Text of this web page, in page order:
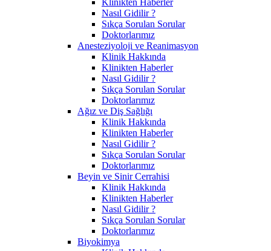
Nasıl Gidilir ?
Sıkça Sorulan Sorular
Doktorlarımız
Anesteziyoloji ve Reanimasyon
Klinik Hakkında
Klinikten Haberler
Nasıl Gidilir ?
Sıkça Sorulan Sorular
Doktorlarımız
Ağız ve Diş Sağlığı
Klinik Hakkında
Klinikten Haberler
Nasıl Gidilir ?
Sıkça Sorulan Sorular
Doktorlarımız
Beyin ve Sinir Cerrahisi
Klinik Hakkında
Klinikten Haberler
Nasıl Gidilir ?
Sıkça Sorulan Sorular
Doktorlarımız
Biyokimya